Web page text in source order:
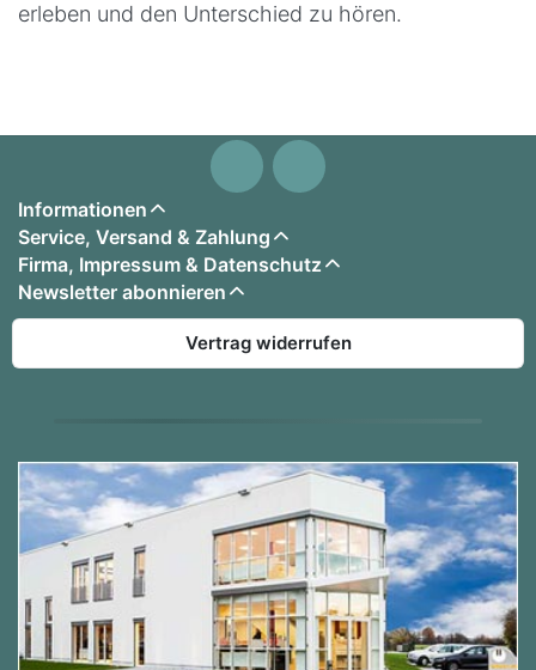
erleben und den Unterschied zu hören.
Informationen
Service, Versand & Zahlung
Firma, Impressum & Datenschutz
Newsletter abonnieren
Vertrag widerrufen